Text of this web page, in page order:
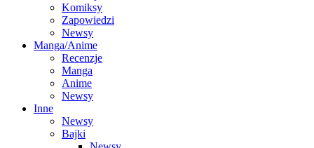
Komiksy
Zapowiedzi
Newsy
Manga/Anime
Recenzje
Manga
Anime
Newsy
Inne
Newsy
Bajki